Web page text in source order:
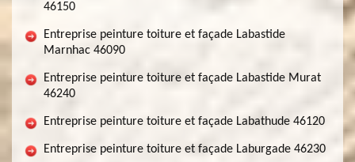
46150
Entreprise peinture toiture et façade Labastide
Marnhac 46090
Entreprise peinture toiture et façade Labastide Murat
46240
Entreprise peinture toiture et façade Labathude 46120
Entreprise peinture toiture et façade Laburgade 46230